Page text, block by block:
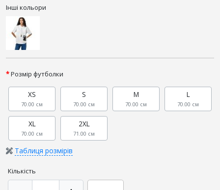
Інші кольори
Розмір футболки
XS
70.00 см
S
70.00 см
M
70.00 см
L
70.00 см
XL
70.00 см
2XL
71.00 см
Таблиця розмірів
Кількість